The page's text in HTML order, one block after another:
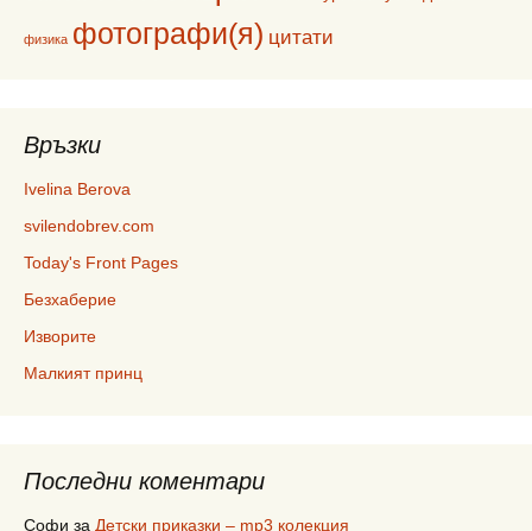
физика фотографи(я) цитати
Връзки
Ivelina Berova
svilendobrev.com
Today's Front Pages
Безхаберие
Изворите
Малкият принц
Последни коментари
Софи за Детски приказки – mp3 колекция